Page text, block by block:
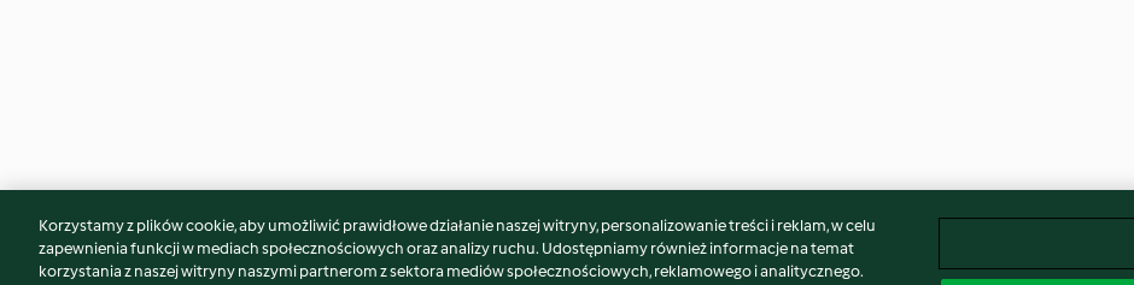
Może spodoba Ci się również...
Korzystamy z plików cookie, aby umożliwić prawidłowe działanie naszej witryny, personalizowanie treści i reklam, w celu
zapewnienia funkcji w mediach społecznościowych oraz analizy ruchu. Udostępniamy również informacje na temat
korzystania z naszej witryny naszymi partnerom z sektora mediów społecznościowych, reklamowego i analitycznego.